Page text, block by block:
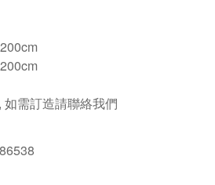
需訂造請聯絡我們